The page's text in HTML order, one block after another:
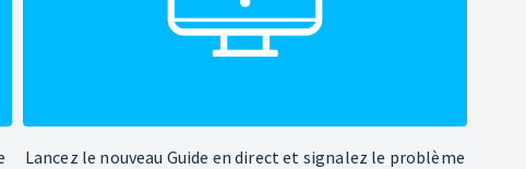
Lancez le nouveau Guide en direct et signalez le problème